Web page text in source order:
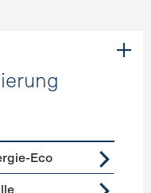
Sanierung
Eco